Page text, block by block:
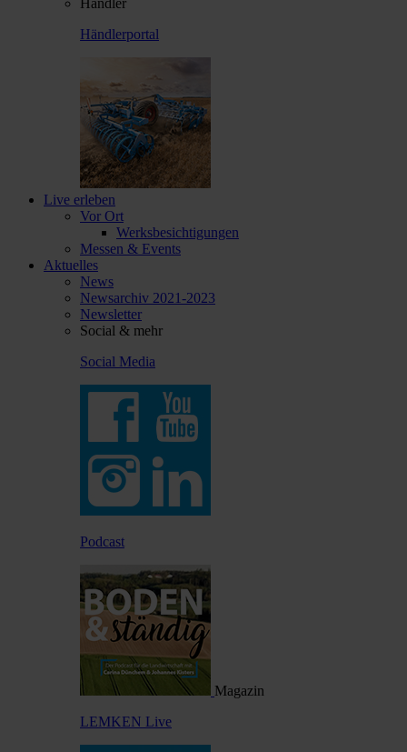
Händler
Händlerportal
Live erleben
Vor Ort
Werksbesichtigungen
Messen & Events
Aktuelles
News
Newsarchiv 2021-2023
Newsletter
Social & mehr
Social Media
Podcast
Magazin
LEMKEN Live